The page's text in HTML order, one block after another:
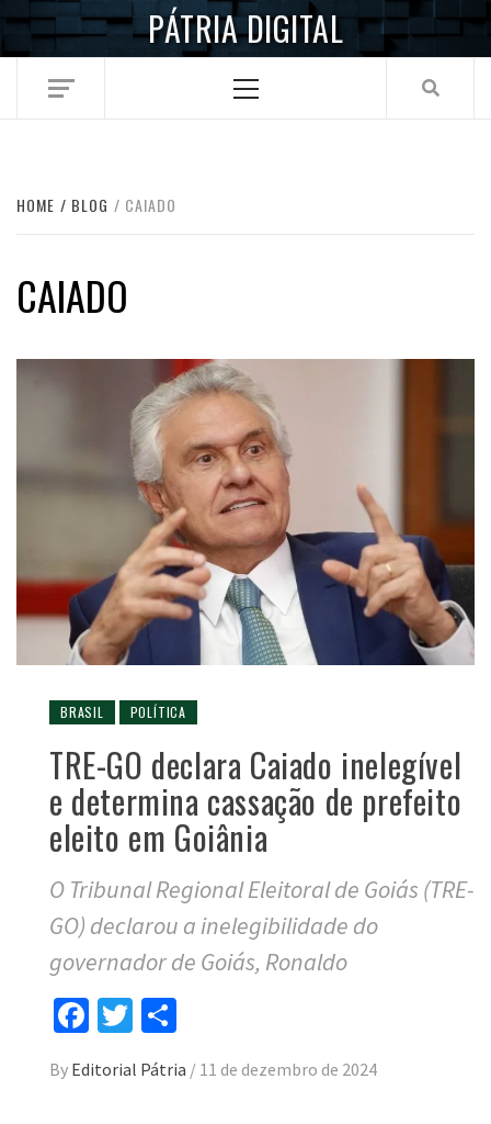
Skip
PÁTRIA DIGITAL
Menu
HOME BLOG CAIADO
CAIADO
BRASIL POLÍTICA
TRE-GO declara Caiado inelegível
e determina cassação de prefeito
eleito em Goiânia
O Tribunal Regional Eleitoral de Goiás (TRE-
GO) declarou a inelegibilidade do
governador de Goiás, Ronaldo
Facebook
Twitter
By Editorial Pátria / 11 de dezembro de 2024